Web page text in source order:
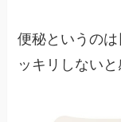
便秘というの
ッキリしないと